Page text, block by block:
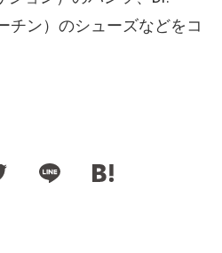
チン）のシューズなどをコ